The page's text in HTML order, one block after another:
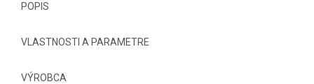
POPIS
VLASTNOSTI A PARAMETRE
VÝROBCA